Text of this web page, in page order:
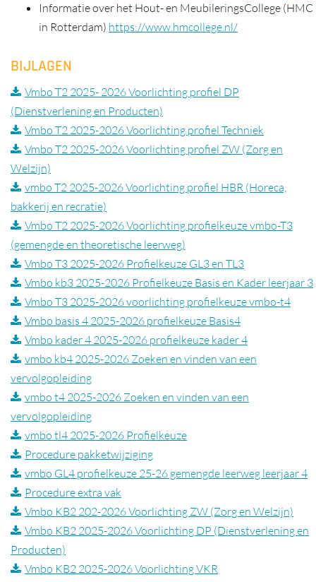
Informatie over het Hout- en MeubileringsCollege (HMC
in Rotterdam) https://www.hmcollege.nl/
BIJLAGEN
Vmbo T2 2025- 2026 Voorlichting profiel DP
(Dienstverlening en Producten)
Vmbo T2 2025-2026 Voorlichting profiel Techniek
Vmbo T2 2025-2026 Voorlichting profiel ZW (Zorg en
Welzijn)
vmbo T2 2025-2026 Voorlichting profiel HBR (Horeca,
bakkerij en recratie)
Vmbo T2 2025-2026 Voorlichting profielkeuze vmbo-T3
(gemengde en theoretische leerweg)
Vmbo T3 2025-2026 Profielkeuze GL3 en TL3
Vmbo kb3 2025-2026 Profielkeuze Basis en Kader leerjaar 3
Vmbo T3 2025-2026 voorlichting profielkeuze vmbo-t4
Vmbo basis 4 2025-2026 profielkeuze Basis4
Vmbo kader 4 2025-2026 profielkeuze kader 4
vmbo kb4 2025-2026 Zoeken en vinden van een
vervolgopleiding
vmbo t4 2025-2026 Zoeken en vinden van een
vervolgopleiding
vmbo tl4 2025-2026 Profielkeuze
Procedure pakketwijziging
vmbo GL4 profielkeuze 25-26 gemengde leerweg leerjaar 4
Procedure extra vak
Vmbo KB2 202-2026 Voorlichting ZW (Zorg en Welzijn)
Vmbo KB2 2025-2026 Voorlichting DP (Dienstverlening en
Producten)
Vmbo KB2 2025-2026 Voorlichting VKR